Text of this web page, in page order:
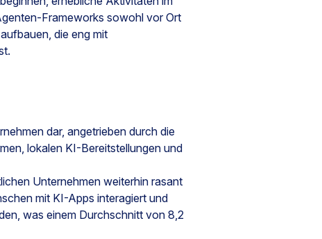
Frameworks sowohl vor Ort
die eng mit
dar, angetrieben durch die
lokalen KI-Bereitstellungen und
Unternehmen weiterhin rasant
mit KI-Apps interagiert und
was einem Durchschnitt von 8,2